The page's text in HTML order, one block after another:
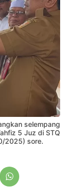
selempang
5 Juz di STQ
2025) sore.